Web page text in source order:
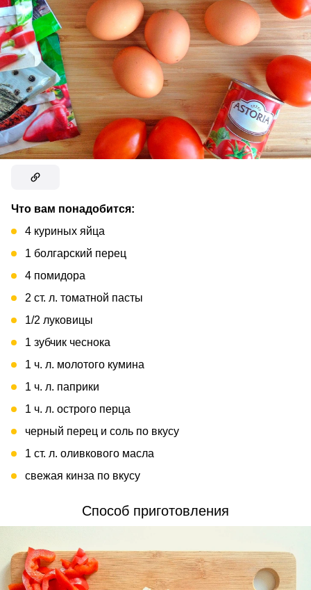
Что вам понадобится:
4 куриных яйца
1 болгарский перец
4 помидора
2 ст. л. томатной пасты
1/2 луковицы
1 зубчик чеснока
1 ч. л. молотого кумина
1 ч. л. паприки
1 ч. л. острого перца
черный перец и соль по вкусу
1 ст. л. оливкового масла
свежая кинза по вкусу
Способ приготовления